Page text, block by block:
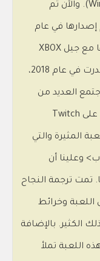
على أجهزة الكمبيوتر الشخصية (Windows). والآن تم
في عام
2020 على Nintendo Switch وتم تكييفها مع جيل XBOX
وPS4 وPS5. على الرغم من أن اللعبة صدرت في عام 2018،
في عام 2020 عندما اجتمع العديد من
مستخدمي YouTube ومستخدمي البث على Twitch
المثيرة والتي
ب> وعلينا أن
ترجمة النجاح
وخرائط
الكثير. بالإضافة
اللعبة تملأ